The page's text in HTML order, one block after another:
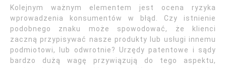
Kolejnym ważnym elementem jest ocena ryzyka
wprowadzenia konsumentów w błąd. Czy istnienie
podobnego znaku może spowodować, że klienci
zaczną przypisywać nasze produkty lub usługi innemu
podmiotowi, lub odwrotnie? Urzędy patentowe i sądy
bardzo dużą wagę przywiązują do tego aspektu,